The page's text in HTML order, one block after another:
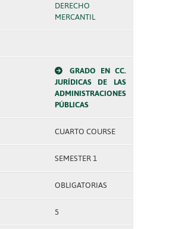
DERECHO
MERCANTIL
GRADO EN CC.
JURÍDICAS DE LAS
ADMINISTRACIONES
PÚBLICAS
CUARTO COURSE
SEMESTER 1
OBLIGATORIAS
5